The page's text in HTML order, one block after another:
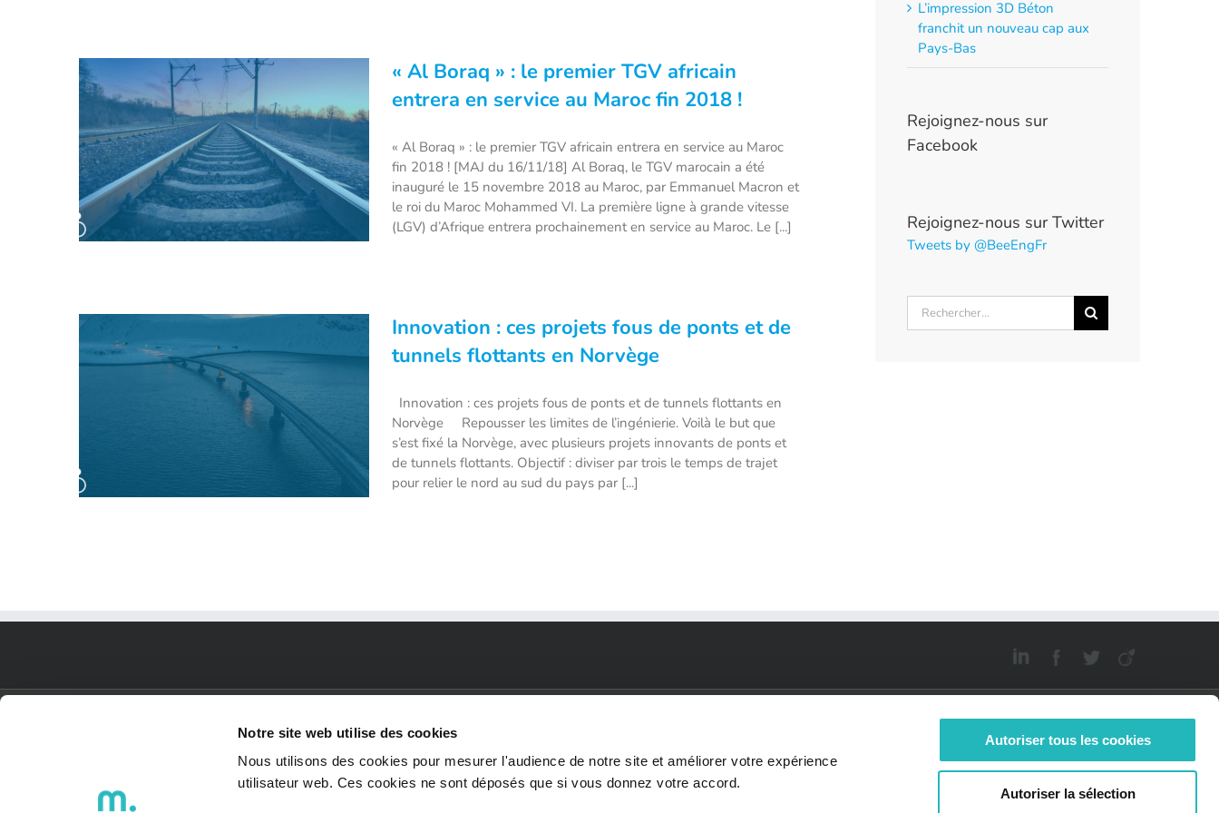
Notre site web utilise des cookies
Nous utilisons des cookies pour mesurer l'audience de notre site et améliorer votre expérience
utilisateur web. Ces cookies ne sont déposés que si vous donnez votre accord.
Autoriser tous les cookies
Autoriser la sélection
Chine : inauguration du plus long
« pont maritime » du monde
(55km).
« Al Boraq » : le premier TGV
africain entrera en service au
Maroc fin 2018 !
« Al Boraq » : le premier TGV africain
entrera en service au Maroc fin 2018 !
« Al Boraq » : le premier TGV africain entrera en service au Maroc
fin 2018 ! [MAJ du 16/11/18] Al Boraq, le TGV marocain a été
inauguré le 15 novembre 2018 au Maroc, par Emmanuel Macron et
le roi du Maroc Mohammed VI. La première ligne à grande vitesse
(LGV) d’Afrique entrera prochainement en service au Maroc. Le [...]
Innovation : ces projets fous de ponts et de
tunnels flottants en Norvège
Innovation : ces projets fous de ponts et de tunnels flottants en
Norvège Repousser les limites de l’ingénierie. Voilà le but que
s’est fixé la Norvège, avec plusieurs projets innovants de ponts et
de tunnels flottants. Objectif : diviser par trois le temps de trajet
pour relier le nord au sud du pays par [...]
L’impression 3D Béton
franchit un nouveau cap aux
Pays-Bas
Rejoignez-nous sur
Facebook
Rejoignez-nous sur Twitter
Tweets by @BeeEngFr
Rechercher:
ACCUEIL
SECTEURS
ENVIRONNEMENTS
ACTUALITÉS